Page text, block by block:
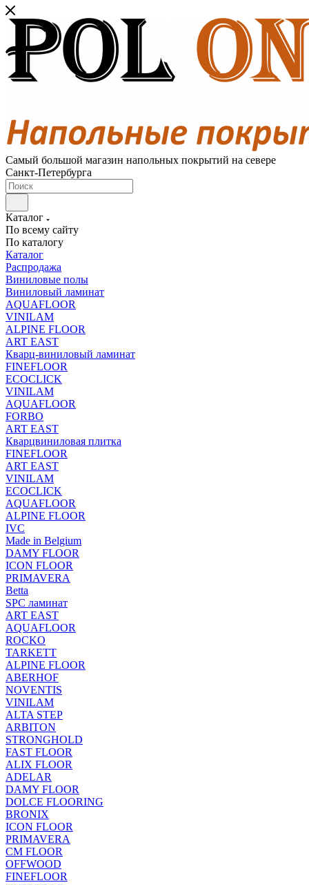
Самый большой магазин напольных покрытий на севере
Санкт-Петербурга
Каталог
По всему сайту
По каталогу
Каталог
Распродажа
Виниловые полы
Виниловый ламинат
AQUAFLOOR
VINILAM
ALPINE FLOOR
ART EAST
Кварц-виниловый ламинат
FINEFLOOR
ECOCLICK
VINILAM
AQUAFLOOR
FORBO
ART EAST
Кварцвиниловая плитка
FINEFLOOR
ART EAST
VINILAM
ECOCLICK
AQUAFLOOR
ALPINE FLOOR
IVC
Made in Belgium
DAMY FLOOR
ICON FLOOR
PRIMAVERA
Betta
SPC ламинат
ART EAST
AQUAFLOOR
ROCKO
TARKETT
ALPINE FLOOR
ABERHOF
NOVENTIS
VINILAM
ALTA STEP
ARBITON
STRONGHOLD
FAST FLOOR
ALIX FLOOR
ADELAR
DAMY FLOOR
DOLCE FLOORING
BRONIX
ICON FLOOR
PRIMAVERA
CM FLOOR
OFFWOOD
FINEFLOOR